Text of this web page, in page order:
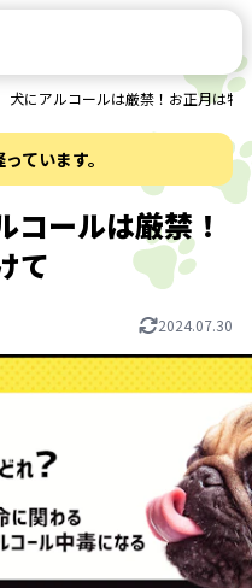
犬にアルコールは厳禁！お正月は特
ています。
コールは厳禁！
て
2024.07.30